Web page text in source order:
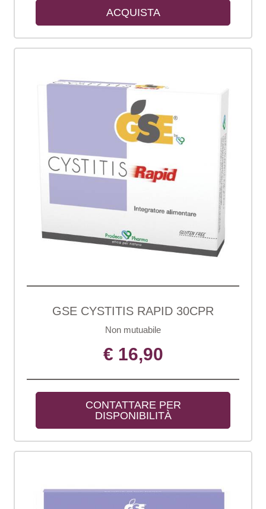
ACQUISTA
GSE CYSTITIS RAPID 30CPR
Non mutuabile
€ 16,90
CONTATTARE PER
DISPONIBILITÀ